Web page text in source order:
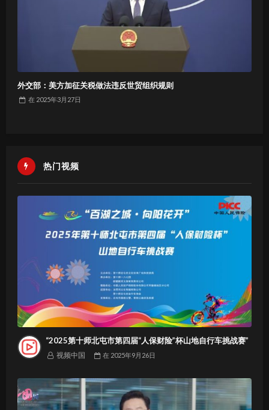
外交部：美方加征关税做法违反世贸组织规则
在 2025年3月27日
热门视频
“2025第十师北屯市第四届“人保财险”杯山地自行车挑战赛”
视频中国 在 2025年9月26日